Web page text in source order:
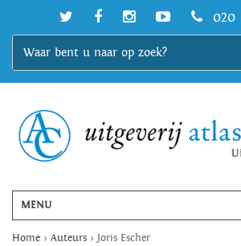
020
MENU
Home > Auteurs > Joris Escher